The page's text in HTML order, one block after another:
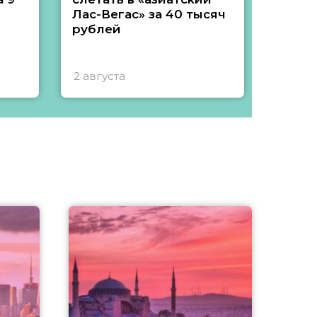
Лас-Вегас» за 40 тысяч
рублей
2 августа